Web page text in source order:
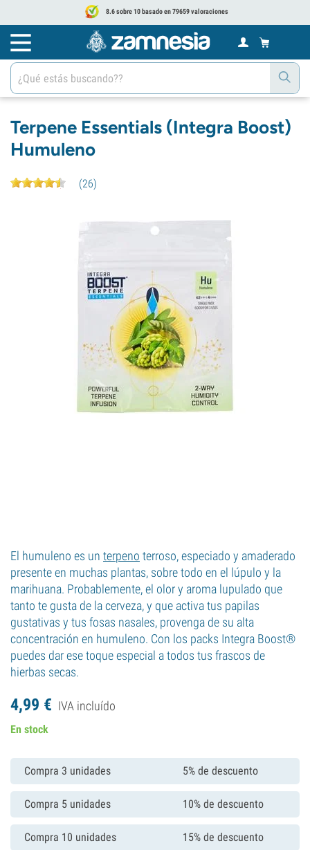
8.6 sobre 10 basado en 79659 valoraciones
Terpene Essentials (Integra Boost)
Humuleno
(26)
El humuleno es un terpeno terroso, especiado y amaderado
presente en muchas plantas, sobre todo en el lúpulo y la
marihuana. Probablemente, el olor y aroma lupulado que
tanto te gusta de la cerveza, y que activa tus papilas
gustativas y tus fosas nasales, provenga de su alta
concentración en humuleno. Con los packs Integra Boost®
puedes dar ese toque especial a todos tus frascos de
hierbas secas.
4,99 € IVA incluído
En stock
Compra 3 unidades 5% de descuento
Compra 5 unidades 10% de descuento
Compra 10 unidades 15% de descuento